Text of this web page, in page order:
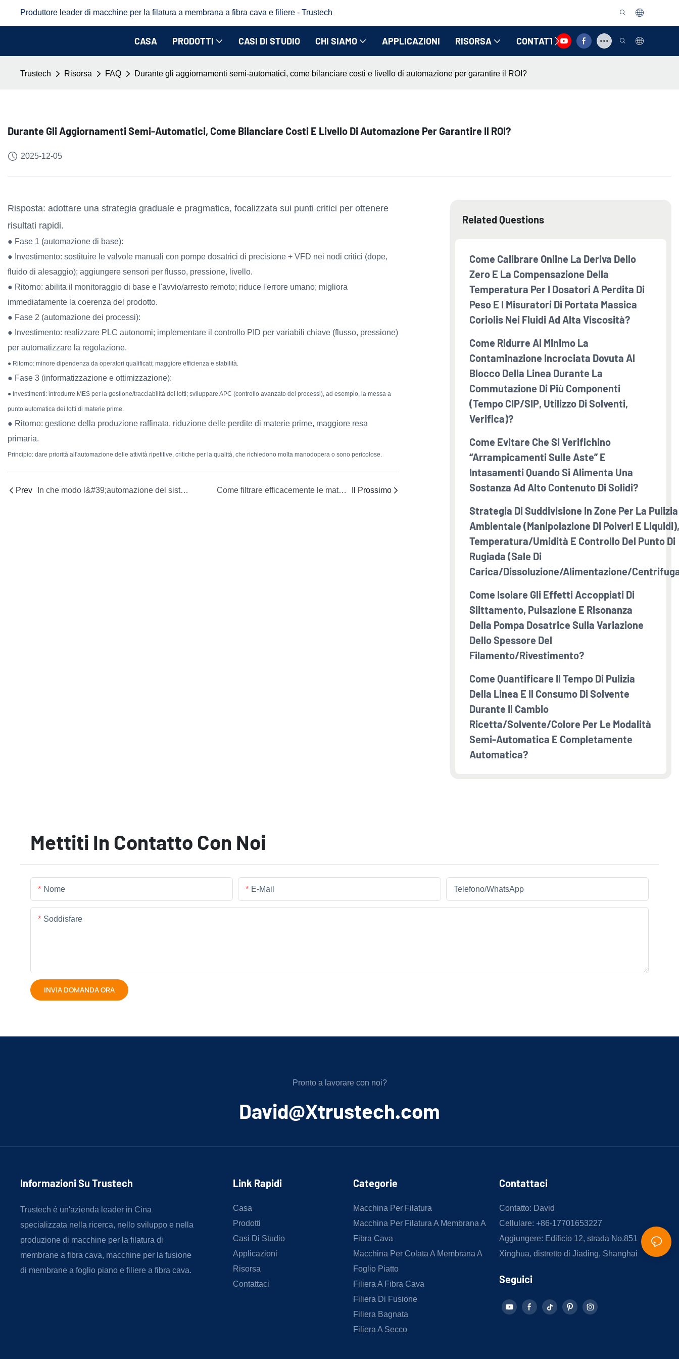
Produttore leader di macchine per la filatura a membrana a fibra cava e filiere - Trustech
CASA PRODOTTI CASI DI STUDIO CHI SIAMO APPLICAZIONI RISORSA CONTATTACI
Trustech Risorsa FAQ Durante gli aggiornamenti semi-automatici, come bilanciare costi e livello di automazione per garantire il ROI?
Durante Gli Aggiornamenti Semi-Automatici, Come Bilanciare Costi E Livello Di Automazione Per Garantire Il ROI?
2025-12-05
Risposta: adottare una strategia graduale e pragmatica, focalizzata sui punti critici per ottenere
risultati rapidi.
● Fase 1 (automazione di base):
● Investimento: sostituire le valvole manuali con pompe dosatrici di precisione + VFD nei nodi critici (dope,
fluido di alesaggio); aggiungere sensori per flusso, pressione, livello.
● Ritorno: abilita il monitoraggio di base e l'avvio/arresto remoto; riduce l'errore umano; migliora
immediatamente la coerenza del prodotto.
● Fase 2 (automazione dei processi):
● Investimento: realizzare PLC autonomi; implementare il controllo PID per variabili chiave (flusso, pressione)
per automatizzare la regolazione.
● Ritorno: minore dipendenza da operatori qualificati; maggiore efficienza e stabilità.
● Fase 3 (informatizzazione e ottimizzazione):
● Investimenti: introdurre MES per la gestione/tracciabilità dei lotti; sviluppare APC (controllo avanzato dei processi), ad esempio, la messa a
punto automatica dei lotti di materie prime.
● Ritorno: gestione della produzione raffinata, riduzione delle perdite di materie prime, maggiore resa
primaria.
Principio: dare priorità all'automazione delle attività ripetitive, critiche per la qualità, che richiedono molta manodopera o sono pericolose.
Prev In che modo l&#39;automazione del sistema di alimentazione si interfaccia con precisione con i processi a valle per ottenere un&#39;integrazione perfetta? Come filtrare efficacemente le materie prime contenenti solidi garantendo al contempo un&#39;alimentazione continua? Il Prossimo
Related Questions
Come Calibrare Online La Deriva Dello
Zero E La Compensazione Della
Temperatura Per I Dosatori A Perdita Di
Peso E I Misuratori Di Portata Massica
Coriolis Nei Fluidi Ad Alta Viscosità?
Come Ridurre Al Minimo La
Contaminazione Incrociata Dovuta Al
Blocco Della Linea Durante La
Commutazione Di Più Componenti
(tempo CIP/SIP, Utilizzo Di Solventi,
Verifica)?
Come Evitare Che Si Verifichino
“arrampicamenti Sulle Aste” E
Intasamenti Quando Si Alimenta Una
Sostanza Ad Alto Contenuto Di Solidi?
Strategia Di Suddivisione In Zone Per La Pulizia
Ambientale (manipolazione Di Polveri E Liquidi),
Temperatura/umidità E Controllo Del Punto Di
Rugiada (sale Di
Carica/dissoluzione/alimentazione/
Come Isolare Gli Effetti Accoppiati Di
Slittamento, Pulsazione E Risonanza
Della Pompa Dosatrice Sulla Variazione
Dello Spessore Del
Filamento/rivestimento?
Come Quantificare Il Tempo Di Pulizia
Della Linea E Il Consumo Di Solvente
Durante Il Cambio
Ricetta/solvente/colore Per Le Modalità
Semi-Automatica E Completamente
Automatica?
Mettiti In Contatto Con Noi
Nome E-Mail Telefono/WhatsApp
Soddisfare
INVIA DOMANDA ORA
Pronto a lavorare con noi?
﻿David@Xtrustech.com
Informazioni Su Trustech
Trustech è un'azienda leader in Cina
specializzata nella ricerca, nello sviluppo e nella
produzione di macchine per la filatura di
membrane a fibra cava, macchine per la fusione
di membrane a foglio piano e filiere a fibra cava.
Link Rapidi
Casa
Prodotti
Casi Di Studio
Applicazioni
Risorsa
Contattaci
Categorie
Macchina Per Filatura
Macchina Per Filatura A Membrana A
Fibra Cava
Macchina Per Colata A Membrana A
Foglio Piatto
Filiera A Fibra Cava
Filiera Di Fusione
Filiera Bagnata
Filiera A Secco
Contattaci
Contatto: David
Cellulare: +86-17701653227
Aggiungere: Edificio 12, strada No.851
Xinghua, distretto di Jiading, Shanghai
Seguici